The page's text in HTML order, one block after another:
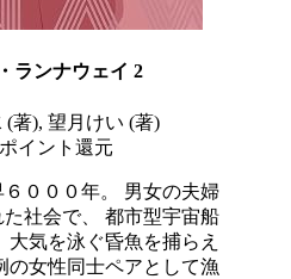
ランナウェイ 2
(著), 望月けい (著)
イント還元
０００年。 男女の夫婦
社会で、 都市型宇宙船
気を泳ぐ昏魚を捕らえ
の女性同士ペアとして漁